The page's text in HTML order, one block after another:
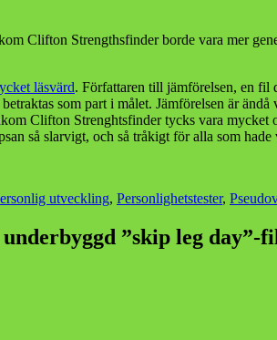
Clifton Strengthsfinder borde vara mer
läsvärd. Författaren till jämförelsen, en fil
som part i målet. Jämförelsen är
Clifton Strenghtsfinder tycks vara
så slarvigt, och så tråkigt för alla som
utveckling, Personlighetstester,
”skip leg day”-